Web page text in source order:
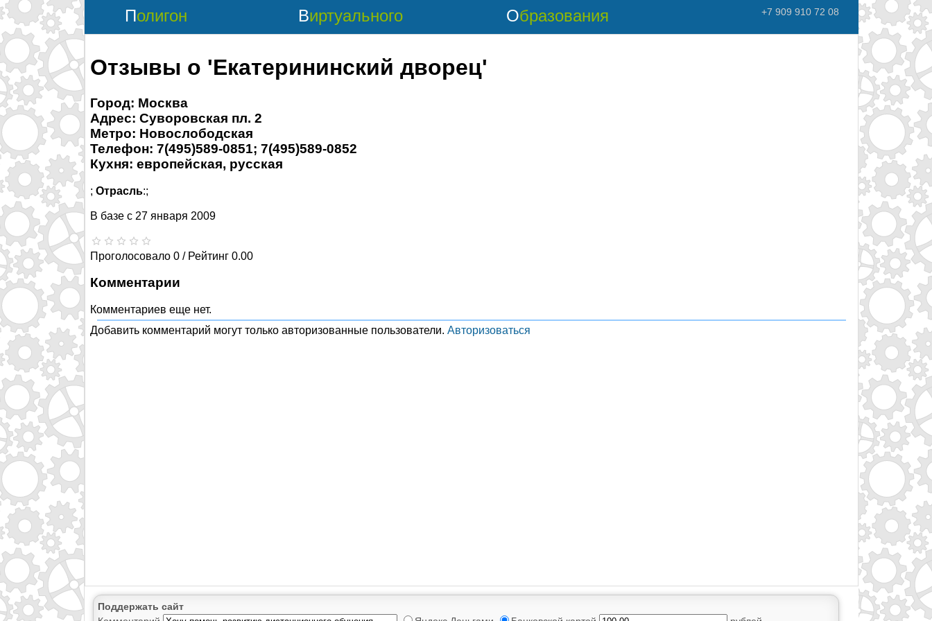
Полигон Виртуального Образования +7 909 910 72 08
Отзывы о 'Екатерининский дворец'
Город: Москва
Адрес: Суворовская пл. 2
Метро: Новослободская
Телефон: 7(495)589-0851; 7(495)589-0852
Кухня: европейская, русская
; Отрасль:;
В базе с 27 января 2009
Проголосовало 0 / Рейтинг 0.00
Комментарии
Комментариев еще нет.
Добавить комментарий могут только авторизованные пользователи. Авторизоваться
Поддержать сайт